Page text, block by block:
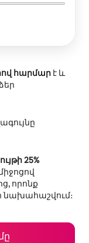
հարմար է և
25%
որոնք
նախահաշվում։